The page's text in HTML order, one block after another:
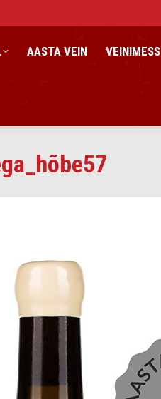
AASTA VEIN VEINIMESS